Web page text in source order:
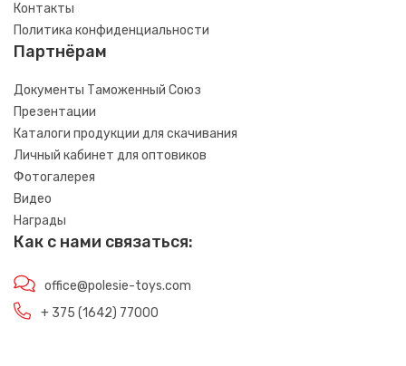
Контакты
Политика конфиденциальности
Партнёрам
Документы Таможенный Союз
Презентации
Каталоги продукции для скачивания
Личный кабинет для оптовиков
Фотогалерея
Видео
Награды
Как с нами связаться:
office@polesie-toys.com
+ 375 (1642) 77000